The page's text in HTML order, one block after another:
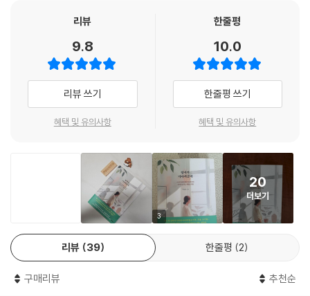
다. 얼마가 걸릴지는 모르겠다. 그러나 속도보다는 방향이다. 자퇴를 선택
한 아이의 시간이 남들보다 더디게 흐를지도 모르지만 자신이 원하는 방향
으로 발걸음을 시작한 이상 유턴을 해야 하는 일은 적지 않을까?”
--- p.214
“삶에서 중심 잡기가 필요할 때 나는 새벽길을 걷는다. 걷는 행위에는 마법
이 있다. 익숙한 길에서나 낯선 길에서나 언제나 새로움을 선사한다. 같은
감각이 예민할 때여서, 아무리 무딘 사람도 그 변화를 감지한다. 그날의 바
람과 새소리, 공기 중에 머물렀다 흩어지는 색감들은 오감을 사로잡는다.
한껏 자연에 취해 걸음을 옮기다 보면 어느새 머리가 상쾌해지고 마음은
가벼워진다. 명상이 몸과 마음을 안정시키고 들끓던 마음이 제자리를 찾아
가도록 도와주듯 걷기 또한 그러하다.”
--- p.238
“끝은 반드시 온다. 다만 그 끝만을 바라보며 오늘을 살지는 말자. 우리가
눈여겨봐야 할 것은 그 끝을 향해 나아가는 과정 속에 존재하는 수많은 의
고 싶은 그림을 그리고 하고 싶은 일을 하며 시간을 보냈다. 그리고 아이는
스스로 뜻한 바가 있어, 2024년 대학생이 되었다.
아이를 세상 밖으로 나오게 하기 위해 저자가 찾은 방법은 바로 ‘멈추지 않
는 기다림의 물 주기’, ‘진심으로 내려놓기’, 그리고 ‘사랑’이었다. 저자가 생
각하기에 이 모든 것을 하기 위해 가장 중요한 것은 아이가 기댈 수 있는 단
단한 ‘나’, 부모의 마음이었다. 아이를 일으켜 세우기 위해선 ‘부모의 성
저자에 따르면, ‘내려놓기’는 체념이나 포기가 아니다. 자신 앞에 있는 아이
를 있는 그대로 수용하고 사랑하는 ‘온전한 바라보기’이다. 남들 보기에 번
듯한 직업, 고소득, 평생직장 같은 세상의 기준들을 내려놓고, 부모인 자신
의 인정 욕구, 자식의 성취에 대한 욕심 등을 하나씩 내려놓으며, 온전히 아
이만을 바라보며 제대로 사랑하는 것이야말로 ‘진심으로 내려놓기’였다.
그리고 저자는 그 과정을 통해 지금 당장 아이에게 필요한 것은 ‘오늘을 살
고자 하는 의지’, ‘자신을 사랑하고 아낄 줄 아는 자기애의 회복’이며, ‘삶의
일같이 수많은 진통이 있었을 텐데, 대체 어떻게 버텨왔을까? 수없이 묻고
답하고 또다시 일어선 용기 있는 삶에 박수를 보내며, 함께 손잡아주고 싶
다. 그리고 세상에 하나뿐인 빛나는 보석 같은 아이에게 전하고 싶다. “끝
- 김승숙 (15세 아이 엄마)
다’는 답변을 건넨다. 읽는 동안 눈물도 흘리고 가슴이 아렸다. 저자는 평범
한 엄마에서 8년이라는 시간이 흘러 철학자가 된 듯하다. 아이를 통해서
‘나’를 알아가고, 아이를 위해 흔들림 없는 ‘나’가 되어가는 과정이 큰 울림
을 주었다. 나를 돌아보고 질문하고 생각해보게 만드는 책이다. 기다림에
서 부모가 할 수 있는 게 무엇인지, 저자는 자신의 경험을 바탕으로 새로운
태도와 관점을 제시해준다.”
- 오은주 (15세, 14세 아이 엄마)
리뷰
9.8
리뷰 쓰기
혜택 및 유의사항
한줄평
10.0
한줄평 쓰기
혜택 및 유의사항
3
20
더보기
리뷰 39 한줄평 2
구매리뷰 추천순